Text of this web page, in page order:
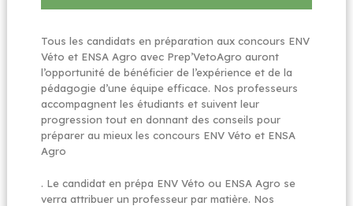
Tous les candidats en préparation aux concours ENV
Véto et ENSA Agro avec Prep’VetoAgro auront
l’opportunité de bénéficier de l’expérience et de la
pédagogie d’une équipe efficace. Nos professeurs
accompagnent les étudiants et suivent leur
progression tout en donnant des conseils pour
préparer au mieux les concours ENV Véto et ENSA
Agro
. Le candidat en prépa ENV Véto ou ENSA Agro se
verra attribuer un professeur par matière. Nos